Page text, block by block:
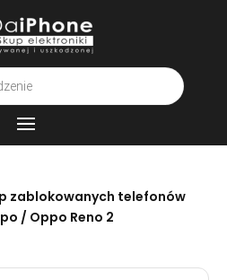
zablokowanych telefonów
/ Oppo Reno 2